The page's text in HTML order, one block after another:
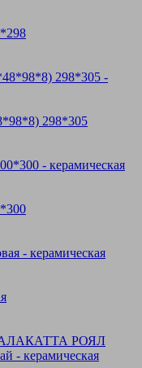
298*305